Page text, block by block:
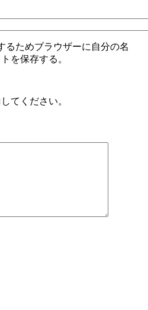
るためブラウザーに自分の名
を保存する。
てください。